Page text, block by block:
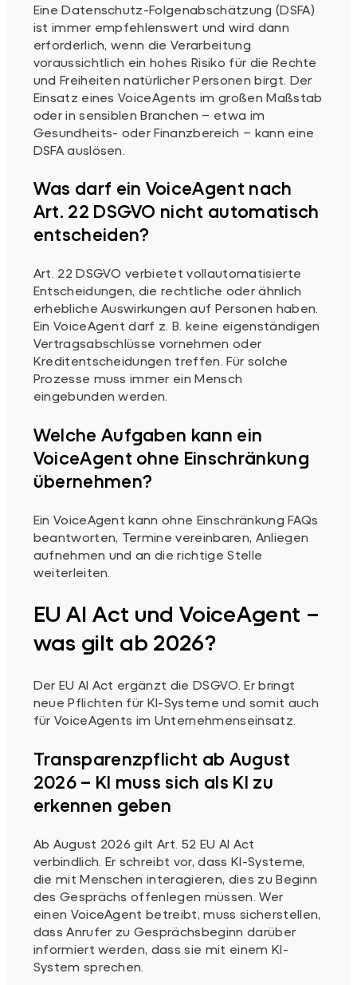
Eine Datenschutz-Folgenabschätzung (DSFA)
ist immer empfehlenswert und wird dann
erforderlich, wenn die Verarbeitung
voraussichtlich ein hohes Risiko für die Rechte
und Freiheiten natürlicher Personen birgt. Der
Einsatz eines VoiceAgents im großen Maßstab
oder in sensiblen Branchen – etwa im
Gesundheits- oder Finanzbereich – kann eine
DSFA auslösen.
Was darf ein VoiceAgent nach
Art. 22 DSGVO nicht automatisch
entscheiden?
Art. 22 DSGVO verbietet vollautomatisierte
Entscheidungen, die rechtliche oder ähnlich
erhebliche Auswirkungen auf Personen haben.
Ein VoiceAgent darf z. B. keine eigenständigen
Vertragsabschlüsse vornehmen oder
Kreditentscheidungen treffen. Für solche
Prozesse muss immer ein Mensch
eingebunden werden.
Welche Aufgaben kann ein
VoiceAgent ohne Einschränkung
übernehmen?
Ein VoiceAgent kann ohne Einschränkung FAQs
beantworten, Termine vereinbaren, Anliegen
aufnehmen und an die richtige Stelle
weiterleiten.
EU AI Act und VoiceAgent –
was gilt ab 2026?
Der EU AI Act ergänzt die DSGVO. Er bringt
neue Pflichten für KI-Systeme und somit auch
für VoiceAgents im Unternehmenseinsatz.
Transparenzpflicht ab August
2026 – KI muss sich als KI zu
erkennen geben
Ab August 2026 gilt Art. 52 EU AI Act
verbindlich. Er schreibt vor, dass KI-Systeme,
die mit Menschen interagieren, dies zu Beginn
des Gesprächs offenlegen müssen. Wer
einen VoiceAgent betreibt, muss sicherstellen,
dass Anrufer zu Gesprächsbeginn darüber
informiert werden, dass sie mit einem KI-
System sprechen.